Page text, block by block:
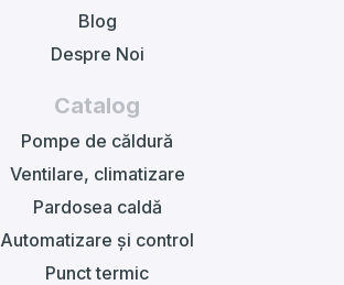
Blog
Despre Noi
Catalog
Pompe de căldură
Ventilare, climatizare
Pardosea caldă
Automatizare și control
Punct termic